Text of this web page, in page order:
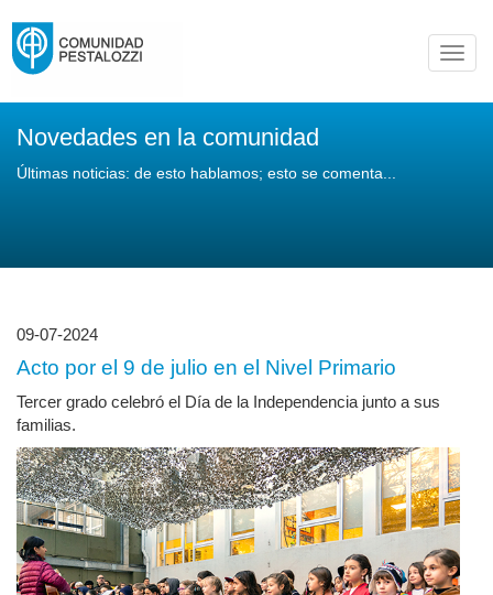
Novedades en la comunidad
Últimas noticias: de esto hablamos; esto se comenta...
09-07-2024
Acto por el 9 de julio en el Nivel Primario
Tercer grado celebró el Día de la Independencia junto a sus
familias.